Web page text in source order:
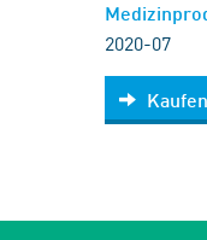
2020-07